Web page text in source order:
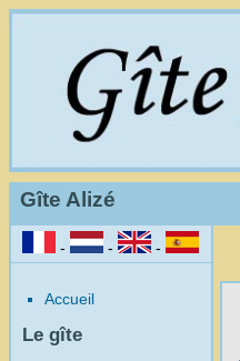
Gîte Alizé
- - -
Accueil
Le gîte